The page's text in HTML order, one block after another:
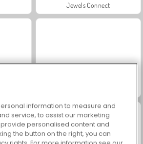
Jewels Connect
information to measure and
service, to assist our marketing
personalised content and
the button on the right, you can